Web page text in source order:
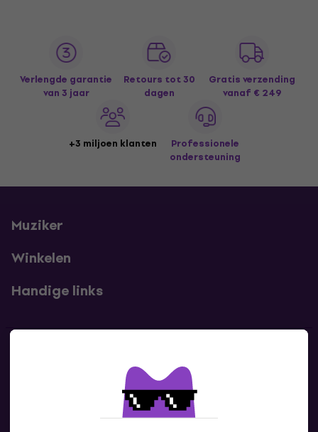
Verlengde garantie
van 3 jaar
Retours tot 30
dagen
Gratis verzending
vanaf € 249
+3 miljoen klanten
Professionele
ondersteuning
Muziker
Winkelen
Handige links
Neem contact met ons op